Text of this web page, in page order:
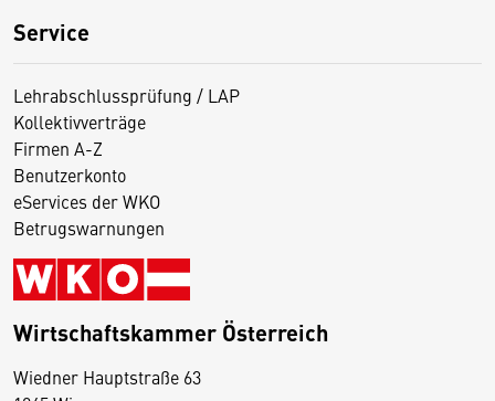
Service
Lehrabschlussprüfung / LAP
Kollektivverträge
Firmen A-Z
Benutzerkonto
eServices der WKO
Betrugswarnungen
Wirtschaftskammer Österreich
Wiedner Hauptstraße 63
D